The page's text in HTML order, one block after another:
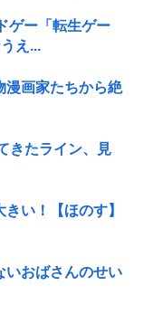
ゲー「転生ゲー
え...
漫画家たちから絶
きたライン、見
い！【ほのす】
いおばさんのせい